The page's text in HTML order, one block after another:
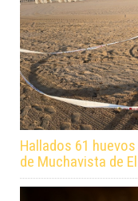
Hallados 61
de Muchavista de